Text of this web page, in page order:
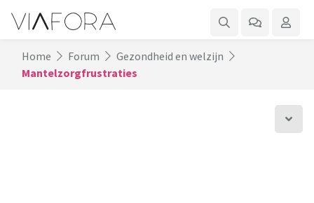
Home Forum
Gezondheid en welzijn
Mantelzorgfrustraties